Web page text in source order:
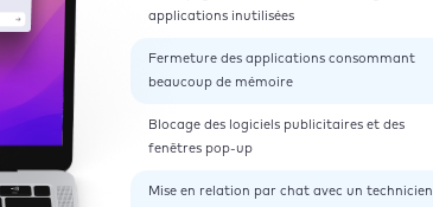
applications inutilisées
Fermeture des applications consommant
beaucoup de mémoire
Blocage des logiciels publicitaires et des
fenêtres pop-up
Mise en relation par chat avec un technicien